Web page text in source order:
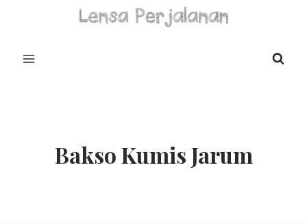
Bakso Kumis Jarum